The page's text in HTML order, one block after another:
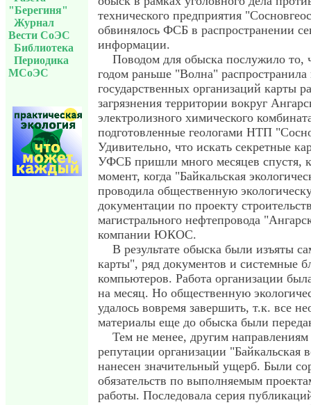
"Берегиня"
Журнал
Вести СоЭС
Библиотека
Периодика
МСоЭС
технического предприятия
обвинялось ФСБ в распространении
информации.
Поводом для обыска послужило то,
годом раньше "Волна" распространила
государственных организаций карты
загрязнения территории вокруг
электролизного химического
подготовленные геологами НТП
Удивительно, что искать секретные
УФСБ пришли много месяцев спустя,
момент, когда "Байкальская
проводила общественную
документации по проекту
магистрального нефтепровода
компании ЮКОС.
В результате обыска были изъяты
карты", ряд документов и системные
компьютеров. Работа организации
на месяц. Но общественную
удалось вовремя завершить, т.к. все
материалы еще до обыска были
Тем не менее, другим
репутации организации "Байкальская
нанесен значительный ущерб. Были
обязательств по выполняемым
работы. Последовала серия